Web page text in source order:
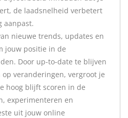
de laadsnelheid verbetert
aanpast.
nieuwe trends, updates en
jouw positie in de
Door up-to-date te blijven
veranderingen, vergroot je
hoog blijft scoren in de
experimenteren en
uit jouw online